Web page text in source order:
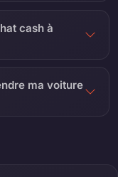
cash à
ma voiture